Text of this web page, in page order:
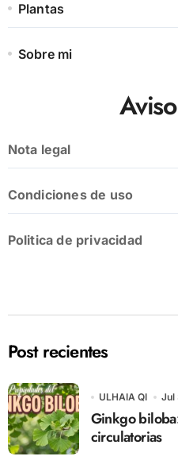
Plantas
Sobre mi
Nota legal
Condiciones de uso
Politica de privacidad
Post recientes
ULHAIA QI Jul
Ginkgo
circulatorias